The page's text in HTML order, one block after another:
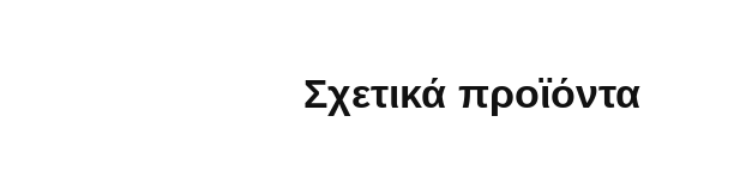
Σχετικά προϊόντα